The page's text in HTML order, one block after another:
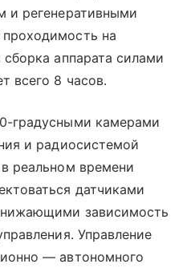
и регенеративными
на
аппарата силами
всего 8 часов.
градусными камерами
и радиосистемой
реальном времени
датчиками
зависимость
Управление
— автономного